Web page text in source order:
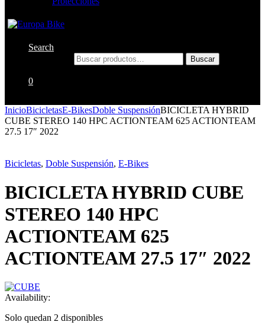
Search
Buscar
0
InicioBicicletasE-BikesDoble SuspensiónBICICLETA HYBRID
CUBE STEREO 140 HPC ACTIONTEAM 625 ACTIONTEAM
27.5 17″ 2022
Bicicletas, Doble Suspensión, E-Bikes
BICICLETA HYBRID CUBE
STEREO 140 HPC
ACTIONTEAM 625
ACTIONTEAM 27.5 17″ 2022
Availability:
Solo quedan 2 disponibles